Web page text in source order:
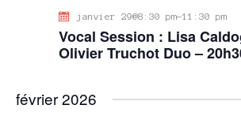
janvier 29@8:30 pm-11:30 pm
Vocal Session : Lisa
Olivier Truchot Duo –
février 2026